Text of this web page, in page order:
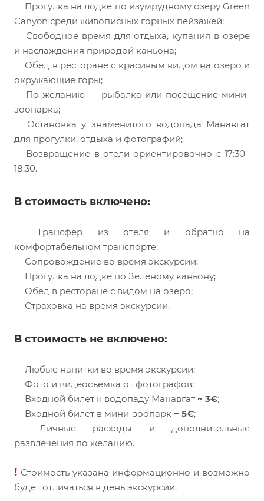
Прогулка на лодке по изумрудному озеру Green
Canyon среди живописных горных пейзажей;
Свободное время для отдыха, купания в озере
и наслаждения природой каньона;
Обед в ресторане с красивым видом на озеро и
окружающие горы;
По желанию — рыбалка или посещение мини-
зоопарка;
Остановка у знаменитого водопада Манавгат
для прогулки, отдыха и фотографий;
Возвращение в отели ориентировочно с 17:30–
18:30.
В стоимость включено:
Трансфер из отеля и обратно на
комфортабельном транспорте;
Сопровождение во время экскурсии;
Прогулка на лодке по Зеленому каньону;
Обед в ресторане с видом на озеро;
Страховка на время экскурсии.
В стоимость не включено:
Любые напитки во время экскурсии;
Фото и видеосъёмка от фотографов;
Входной билет к водопаду Манавгат ~ 3€;
Входной билет в мини-зоопарк ~ 5€;
Личные расходы и дополнительные
развлечения по желанию.
! Стоимость указана информационно и возможно
будет отличаться в день экскурсии.